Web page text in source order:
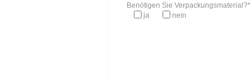
Benötigen Sie Verpackungsmaterial?*
ja
nein